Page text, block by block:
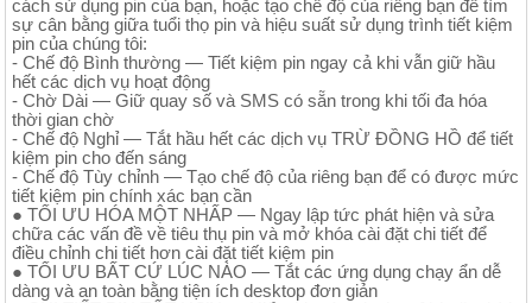
cách sử dụng pin của bạn, hoặc tạo chế độ của riêng bạn để tìm
sự cân bằng giữa tuổi thọ pin và hiệu suất sử dụng trình tiết kiệm
pin của chúng tôi:
- Chế độ Bình thường — Tiết kiệm pin ngay cả khi vẫn giữ hầu
hết các dịch vụ hoạt động
- Chờ Dài — Giữ quay số và SMS có sẵn trong khi tối đa hóa
thời gian chờ
- Chế độ Nghỉ — Tắt hầu hết các dịch vụ TRỪ ĐỒNG HỒ để tiết
kiệm pin cho đến sáng
- Chế độ Tùy chỉnh — Tạo chế độ của riêng bạn để có được mức
tiết kiệm pin chính xác bạn cần
● TỐI ƯU HÓA MỘT NHẤP — Ngay lập tức phát hiện và sửa
chữa các vấn đề về tiêu thụ pin và mở khóa cài đặt chi tiết để
điều chỉnh chi tiết hơn cài đặt tiết kiệm pin
● TỐI ƯU BẤT CỨ LÚC NÀO — Tắt các ứng dụng chạy ẩn dễ
dàng và an toàn bằng tiện ích desktop đơn giản